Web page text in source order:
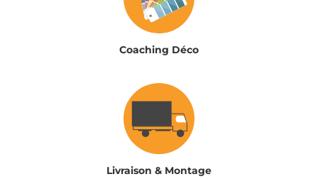
Coaching Déco
Livraison & Montage